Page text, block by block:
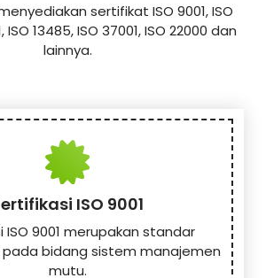
sertifikat ISO 9001, ISO
ISO 13485, ISO 37001, ISO 22000 dan
lainnya.
ISO 9001
ISO 9001 merupakan standar
bidang sistem manajemen
mutu.